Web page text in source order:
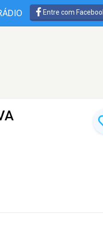
Entre com